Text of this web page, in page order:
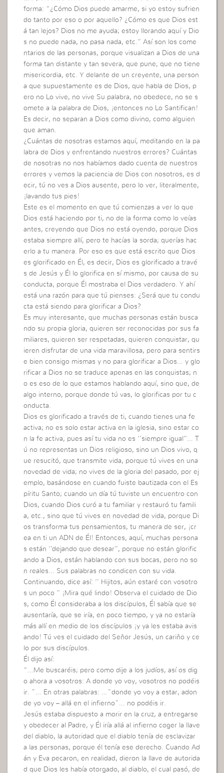
forma: “¿Cómo Dios puede amarme, si yo estoy sufrien
do tanto por eso o por aquello? ¿Cómo es que Dios est
á tan lejos? Dios no me ayuda; estoy llorando aquí y Dio
s no puede nada, no pasa nada, etc.’’ Así son los come
ntarios de las personas, porque visualizan a Dios de una
forma tan distante y tan severa, que pune, que no tiene
misericordia, etc. Y delante de un creyente, una person
a que supuestamente es de Dios, que habla de Dios, p
ero no Lo vive, no vive Su palabra, no obedece, no se s
omete a la palabra de Dios, ¡entonces no Lo Santifican!
Es decir, no separan a Dios como divino, como alguien
que aman.
¿Cuántas de nosotras estamos aquí, meditando en la pa
labra de Dios y enfrentando nuestros errores? Cuántas
de nosotras no nos habíamos dado cuenta de nuestros
errores y vemos la paciencia de Dios con nosotros, es d
ecir, tú no ves a Dios ausente, pero lo ver, literalmente,
¡lavando tus pies!
Este es el momento en que tú comienzas a ver lo que
Dios está haciendo por ti, no de la forma como lo veías
antes, creyendo que Dios no está oyendo, porque Dios
estaba siempre allí, pero te hacías la sorda; querías hac
erlo a tu manera. Por eso es que está escrito que Dios
es glorificado en Él, es decir, Dios es glorificado a travé
s de Jesús y Él lo glorifica en sí mismo, por causa de su
conducta, porque Él mostraba el Dios verdadero. Y ahí
está una razón para que tú pienses: ¿Será que tu condu
cta está siendo para glorificar a Dios?
Es muy interesante, que muchas personas están busca
ndo su propia gloria, quieren ser reconocidas por sus fa
miliares, quieren ser respetadas, quieren conquistar, qu
ieren disfrutar de una vida maravillosa, pero para sentirs
e bien consigo mismas y no para glorificar a Dios… y glo
rificar a Dios no se traduce apenas en las conquistas; n
o es eso de lo que estamos hablando aquí, sino que, de
algo interno, porque donde tú vas, lo glorificas por tu c
onducta.
Dios es glorificado a través de ti, cuando tienes una fe
activa; no es solo estar activa en la iglesia, sino estar co
n la fe activa, pues así tu vida no es ‘’siempre igual’’… T
ú no representas un Dios religioso, sino un Dios vivo, q
ue resucitó, que transmite vida, porque tú vives en una
novedad de vida; no vives de la gloria del pasado, por ej
emplo, basándose en cuando fuiste bautizada con el Es
píritu Santo; cuando un día tú tuviste un encuentro con
Dios, cuando Dios curó a tu familiar y restauró tu famili
a, etc., sino que tú vives en novedad de vida, porque Di
os transforma tus pensamientos, tu manera de ser, ¡cr
ea en ti un ADN de Él! Entonces, aquí, muchas persona
s están ‘’dejando que desear’’, porque no están glorific
ando a Dios, están hablando con sus bocas, pero no so
n reales… Sus palabras no condicen con su vida.
Continuando, dice así: ‘’ Hijitos, aún estaré con vosotro
s un poco ’’ ¡Mira qué lindo! Observa el cuidado de Dio
s, como Él consideraba a los discípulos, Él sabía que se
ausentaría, que se iría, en poco tiempo, y ya no estaría
más allí en medio de los discípulos ¡y ya les estaba avis
ando! Tú ves el cuidado del Señor Jesús, un cariño y ce
lo por sus discípulos.
Él dijo así:
“…Me buscaréis; pero como dije a los judíos, así os dig
o ahora a vosotros: A donde yo voy, vosotros no podéis
ir. ”… En otras palabras: …”donde yo voy a estar, adon
de yo voy – allá en el infierno”… no podéis ir.
Jesús estaba dispuesto a morir en la cruz, a entregarse
y obedecer al Padre, y Él iría allá al infierno coger la llave
del diablo, la autoridad que el diablo tenía de esclavizar
a las personas, porque él tenía ese derecho. Cuando Ad
án y Eva pecaron, en realidad, dieron la llave de autorida
d que Dios les había otorgado, al diablo, el cual pasó, de